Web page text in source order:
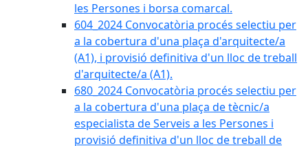
les Persones i borsa comarcal.
604_2024 Convocatòria procés selectiu per
a la cobertura d'una plaça d'arquitecte/a
(A1), i provisió definitiva d'un lloc de treball
d'arquitecte/a (A1).
680_2024 Convocatòria procés selectiu per
a la cobertura d'una plaça de tècnic/a
especialista de Serveis a les Persones i
provisió definitiva d'un lloc de treball de